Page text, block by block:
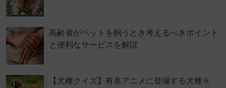
高齢者がペットを飼うとき考えるべきポイント
と便利なサービスを解説
【犬種クイズ】有名アニメに登場する犬種６